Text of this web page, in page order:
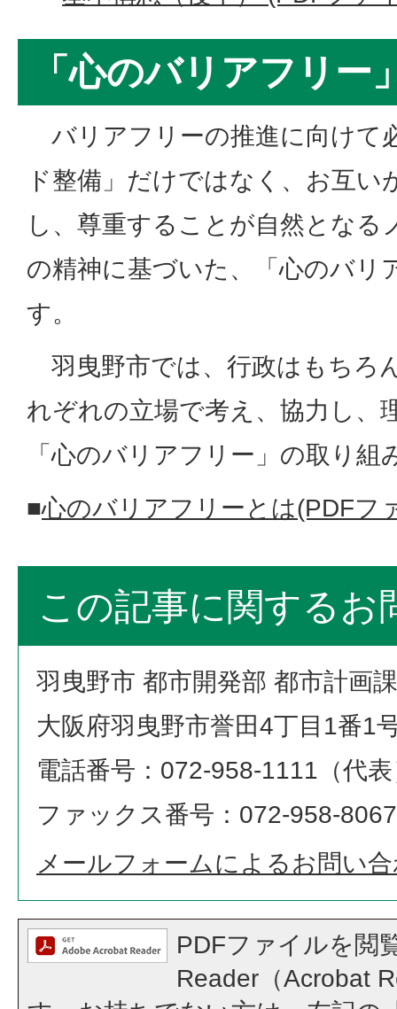
「心のバリアフリー
バリアフリーの推進に向けて
ド整備」だけではなく、お互い
し、尊重することが自然となる
の精神に基づいた、「心のバリ
す。
羽曳野市では、行政はもちろ
れぞれの立場で考え、協力し、
「心のバリアフリー」の取り組
■心のバリアフリーとは(PDFフ
この記事に関するお
羽曳野市 都市開発部 都市計画課
大阪府羽曳野市誉田4丁目1番1
電話番号：072-958-1111（代
ファックス番号：072-958-8067
メールフォームによるお問い
PDFファイルを閲
Reader（Acrobat